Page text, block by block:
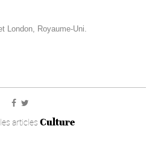
London, Royaume-Uni.
articles Culture